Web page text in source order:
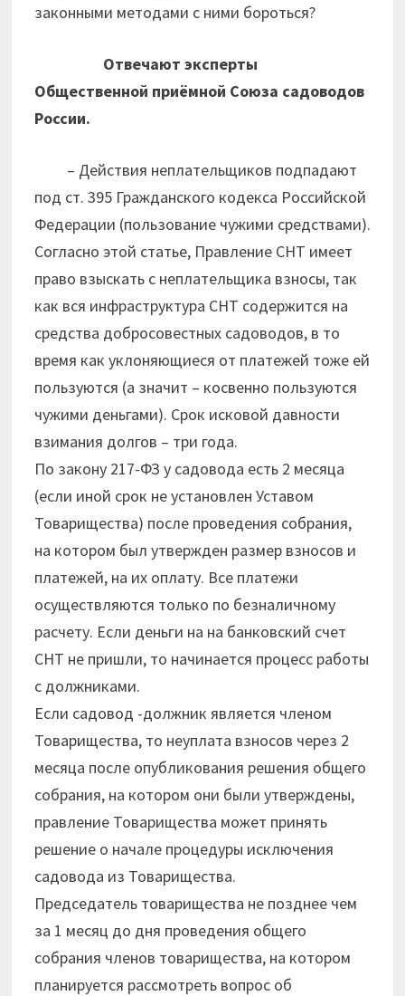
законными методами с ними бороться?
Отвечают эксперты
Общественной приёмной Союза садоводов
России.
– Действия неплательщиков подпадают
под ст. 395 Гражданского кодекса Российской
Федерации (пользование чужими средствами).
Согласно этой статье, Правление СНТ имеет
право взыскать с неплательщика взносы, так
как вся инфраструктура СНТ содержится на
средства добросовестных садоводов, в то
время как уклоняющиеся от платежей тоже ей
пользуются (а значит – косвенно пользуются
чужими деньгами). Срок исковой давности
взимания долгов – три года.
По закону 217-ФЗ у садовода есть 2 месяца
(если иной срок не установлен Уставом
Товарищества) после проведения собрания,
на котором был утвержден размер взносов и
платежей, на их оплату. Все платежи
осуществляются только по безналичному
расчету. Если деньги на на банковский счет
СНТ не пришли, то начинается процесс работы
с должниками.
Если садовод -должник является членом
Товарищества, то неуплата взносов через 2
месяца после опубликования решения общего
собрания, на котором они были утверждены,
правление Товарищества может принять
решение о начале процедуры исключения
садовода из Товарищества.
Председатель товарищества не позднее чем
за 1 месяц до дня проведения общего
собрания членов товарищества, на котором
планируется рассмотреть вопрос об